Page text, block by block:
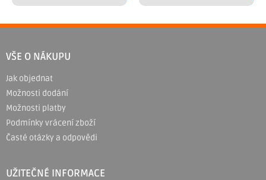
á
a
VŠE O NÁKUPU
Jak objednat
Možnosti dodání
Možnosti platby
Podmínky vrácení zboží
Časté otázky a odpovědi
UŽITEČNÉ INFORMACE